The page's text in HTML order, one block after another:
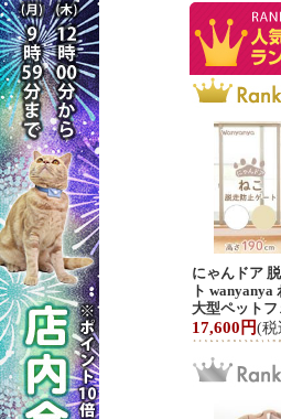
にゃんドア
ト wanyanya
大型ペットフ
17,600円(税